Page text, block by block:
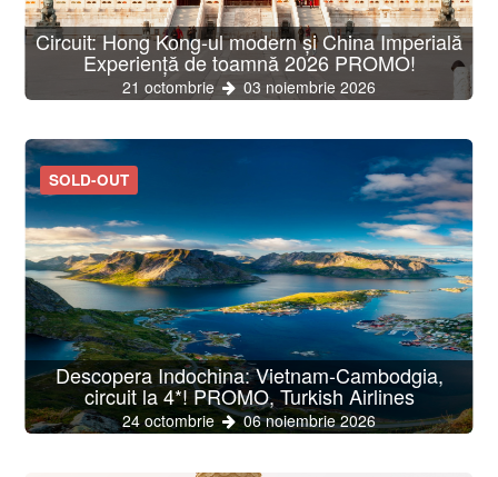
Circuit: Hong Kong-ul modern și China Imperială
Experiență de toamnă 2026 PROMO!
21 octombrie 03 noiembrie 2026
SOLD-OUT
Descopera Indochina: Vietnam-Cambodgia,
circuit la 4*! PROMO, Turkish Airlines
24 octombrie 06 noiembrie 2026